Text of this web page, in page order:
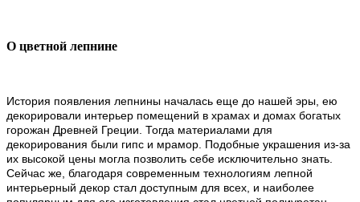
О цветной лепнине
История появления лепнины началась еще до нашей эры, ею
декорировали интерьер помещений в храмах и домах богатых
горожан Древней Греции. Тогда материалами для
декорирования были гипс и мрамор. Подобные украшения из-за
их высокой цены могла позволить себе исключительно знать.
Сейчас же, благодаря современным технологиям лепной
интерьерный декор стал доступным для всех, и наиболее